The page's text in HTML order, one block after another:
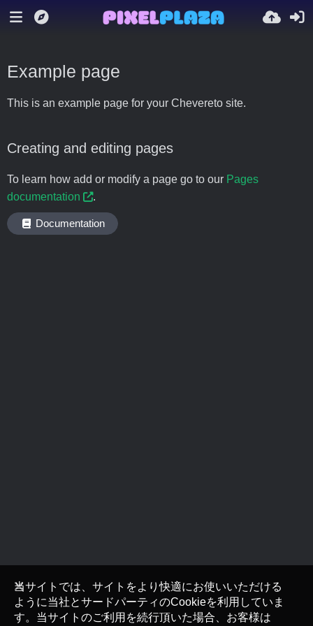
Example page
This is an example page for your Chevereto site.
Creating and editing pages
To learn how add or modify a page go to our Pages
documentation
.
Documentation
当サイトでは、サイトをより快適にお使いいただける
ように当社とサードパーティのCookieを利用していま
す。当サイトのご利用を続行頂いた場合、お客様は